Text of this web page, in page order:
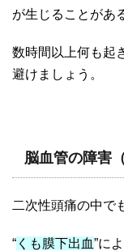
が生じることがあ
数時間以上何も起
避けましょう。
脳血管の障害
二次性頭痛の中で
“ くも膜下出血”に